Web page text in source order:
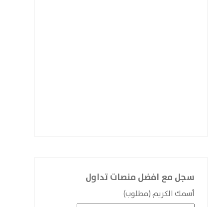
سجل مع افضل منصات تداول
أسمك الكريم (مطلوب)